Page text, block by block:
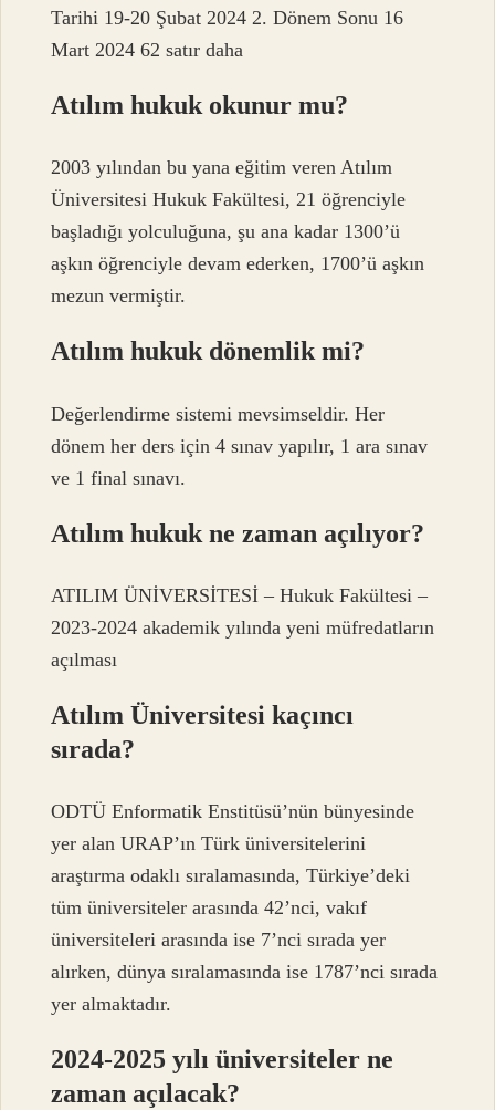
Tarihi 19-20 Şubat 2024 2. Dönem Sonu 16
Mart 2024 62 satır daha
Atılım hukuk okunur mu?
2003 yılından bu yana eğitim veren Atılım
Üniversitesi Hukuk Fakültesi, 21 öğrenciyle
başladığı yolculuğuna, şu ana kadar 1300’ü
aşkın öğrenciyle devam ederken, 1700’ü aşkın
mezun vermiştir.
Atılım hukuk dönemlik mi?
Değerlendirme sistemi mevsimseldir. Her
dönem her ders için 4 sınav yapılır, 1 ara sınav
ve 1 final sınavı.
Atılım hukuk ne zaman açılıyor?
ATILIM ÜNİVERSİTESİ – Hukuk Fakültesi –
2023-2024 akademik yılında yeni müfredatların
açılması
Atılım Üniversitesi kaçıncı
sırada?
ODTÜ Enformatik Enstitüsü’nün bünyesinde
yer alan URAP’ın Türk üniversitelerini
araştırma odaklı sıralamasında, Türkiye’deki
tüm üniversiteler arasında 42’nci, vakıf
üniversiteleri arasında ise 7’nci sırada yer
alırken, dünya sıralamasında ise 1787’nci sırada
yer almaktadır.
2024-2025 yılı üniversiteler ne
zaman açılacak?